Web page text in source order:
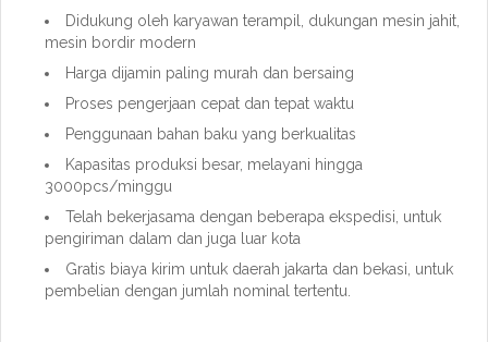
Didukung oleh karyawan terampil, dukungan mesin jahit,
mesin bordir modern
Harga dijamin paling murah dan bersaing
Proses pengerjaan cepat dan tepat waktu
Penggunaan bahan baku yang berkualitas
Kapasitas produksi besar, melayani hingga
3000pcs/minggu
Telah bekerjasama dengan beberapa ekspedisi, untuk
pengiriman dalam dan juga luar kota
Gratis biaya kirim untuk daerah jakarta dan bekasi, untuk
pembelian dengan jumlah nominal tertentu.